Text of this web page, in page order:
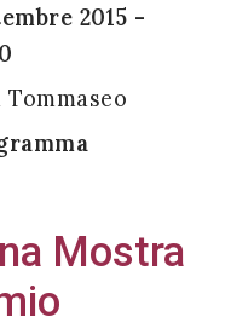
2015 -
Tommaseo
Mostra